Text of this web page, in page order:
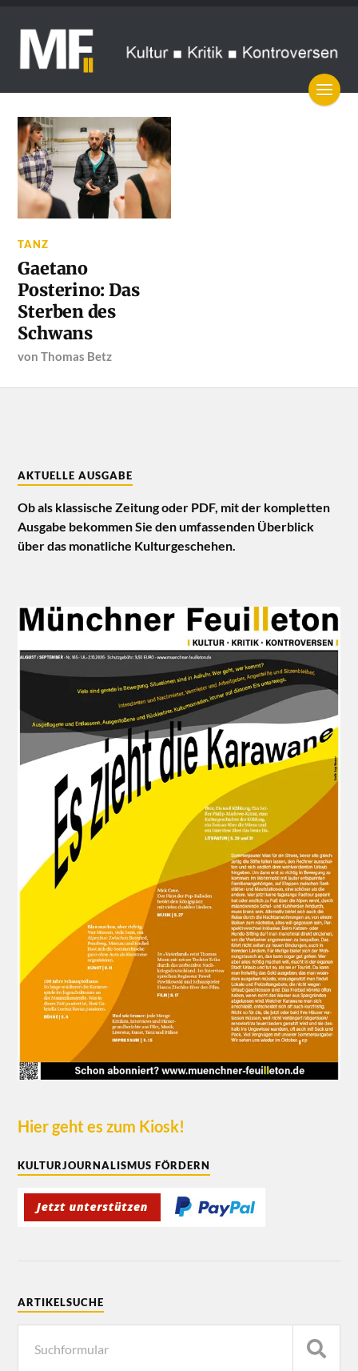
TANZ
Gaetano
Posterino: Das
Sterben des
Schwans
vonThomas Betz
AKTUELLE AUSGABE
Ob als klassische Zeitung oder PDF, mit der kompletten
Ausgabe bekommen Sie den umfassenden Überblick
über das monatliche Kulturgeschehen.
Hier geht es zum Kiosk!
KULTURJOURNALISMUS FÖRDERN
ARTIKELSUCHE